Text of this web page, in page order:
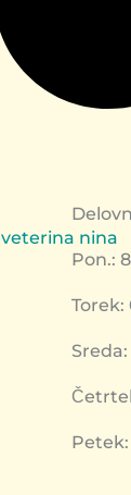
Pon.:
Torek: